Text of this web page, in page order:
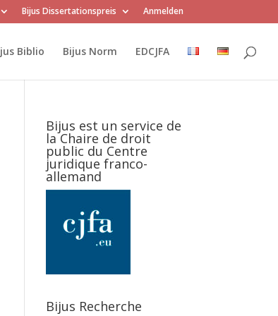
Bijus Dissertationspreis Anmelden
Biblio Bijus Norm EDCJFA
Bijus est un service de
la Chaire de droit
public du Centre
juridique franco-
allemand
Bijus Recherche